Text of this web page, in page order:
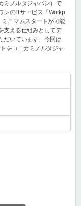
ミノルタジャパン）で
ンのITサービス『Workp
ニマムスタートが可能
支える仕組みとしてデ
だいています。今回は
をコニカミノルタジャ